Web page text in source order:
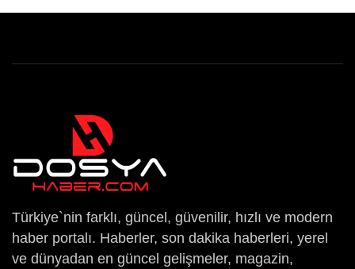
Türkiye`nin farklı, güncel, güvenilir, hızlı ve modern
haber portalı. Haberler, son dakika haberleri, yerel
ve dünyadan en güncel gelişmeler, magazin,